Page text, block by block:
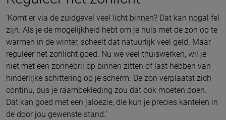
‘Komt er via de zuidgevel veel licht binnen? Dat kan nogal fel
zijn. Als je de mogelijkheid hebt om je huis met de zon op te
warmen in de winter, scheelt dat natuurlijk veel geld. Maar
reguleer het zonlicht goed. Nu we veel thuiswerken, wil je
niet met een zonnebril op binnen zitten of last hebben van
hinderlijke schittering op je scherm. De zon verplaatst zich
continu, dus je raambekleding zou dat ook moeten doen.
Dat kan goed met een jaloezie, die kun je precies kantelen in
de door jou gewenste stand.’